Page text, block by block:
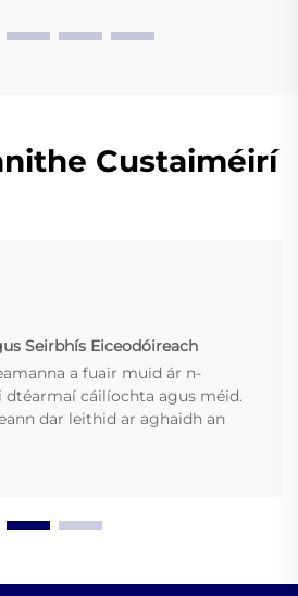
Custaiméirí
Seirbhís Eiceodóireach
a fuair muid ár n-
dtéarmaí cáilíochta agus méid.
dar leithid ar aghaidh an